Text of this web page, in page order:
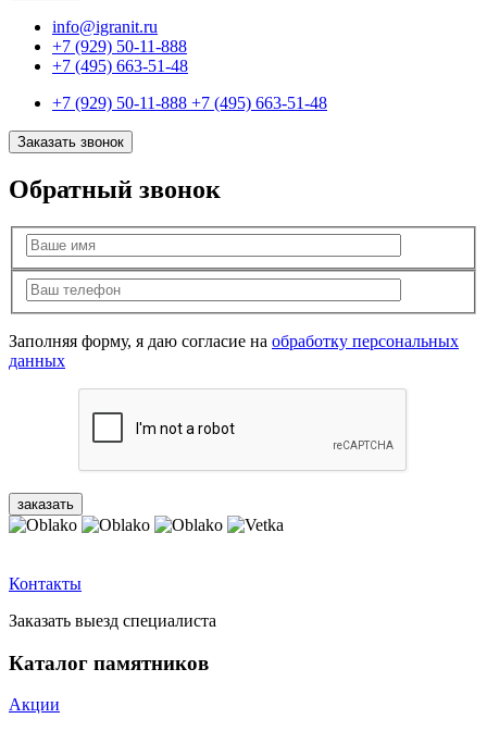
info@igranit.ru
+7 (929) 50-11-888
+7 (495) 663-51-48
+7 (929) 50-11-888 +7 (495) 663-51-48
Заказать звонок
Обратный звонок
Заполняя форму, я даю согласие на обработку персональных
данных
Контакты
Заказать выезд специалиста
Каталог памятников
Акции